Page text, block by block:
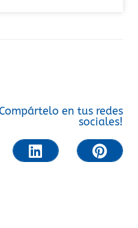
en tus redes
sociales!